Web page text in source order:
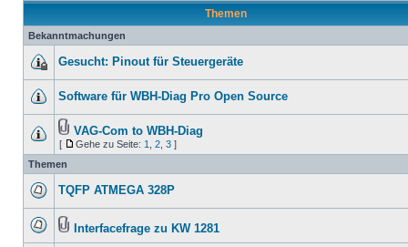
Themen
Bekanntmachungen
Gesucht: Pinout für Steuergeräte
Software für WBH-Diag Pro Open Source
VAG-Com to WBH-Diag
[ Gehe zu Seite: 1 2 3 ]
Themen
TQFP ATMEGA 328P
Interfacefrage zu KW 1281